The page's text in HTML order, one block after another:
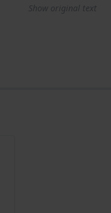
Show original text